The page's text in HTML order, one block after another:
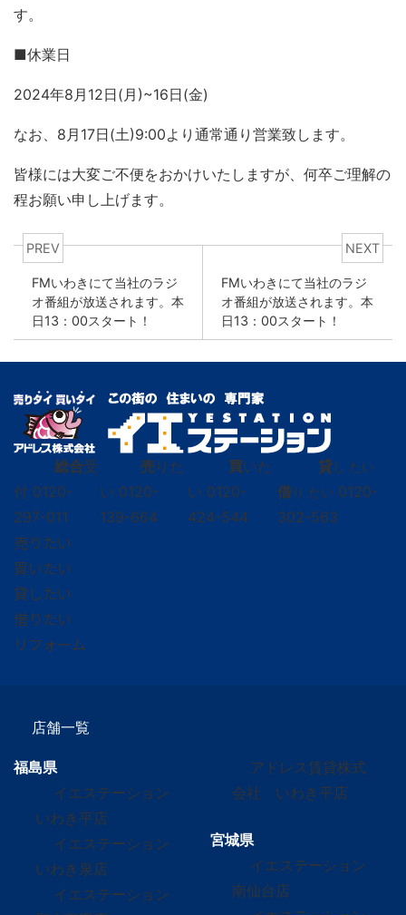
す。
■休業日
2024年8月12日(月)~16日(金)
なお、8月17日(土)9:00より通常通り営業致します。
皆様には大変ご不便をおかけいたしますが、何卒ご理解の
程お願い申し上げます。
PREV
FMいわきにて当社のラジ
オ番組が放送されます。本
日13：00スタート！
NEXT
FMいわきにて当社のラジ
オ番組が放送されます。本
日13：00スタート！
総合受
付 0120-
297-011
売りた
い 0120-
139-664
買いた
い 0120-
424-544
貸し たい
借り たい 0120-
302-563
売りたい
買いたい
貸したい
借りたい
リフォーム
店舗一覧
福島県
イエステーション
いわき平店
イエステーション
いわき泉店
イエステーション
アドレス賃貸株式
会社 いわき平店
宮城県
イエステーション
南仙台店